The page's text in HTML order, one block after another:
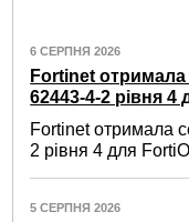
6 СЕРПНЯ 2026
Fortinet отримала
62443-4-2 рівня 4
Fortinet отримала
2 рівня 4 для
5 СЕРПНЯ 2026